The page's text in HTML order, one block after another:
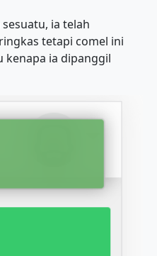
ia telah
tetapi comel ini
kenapa ia dipanggil